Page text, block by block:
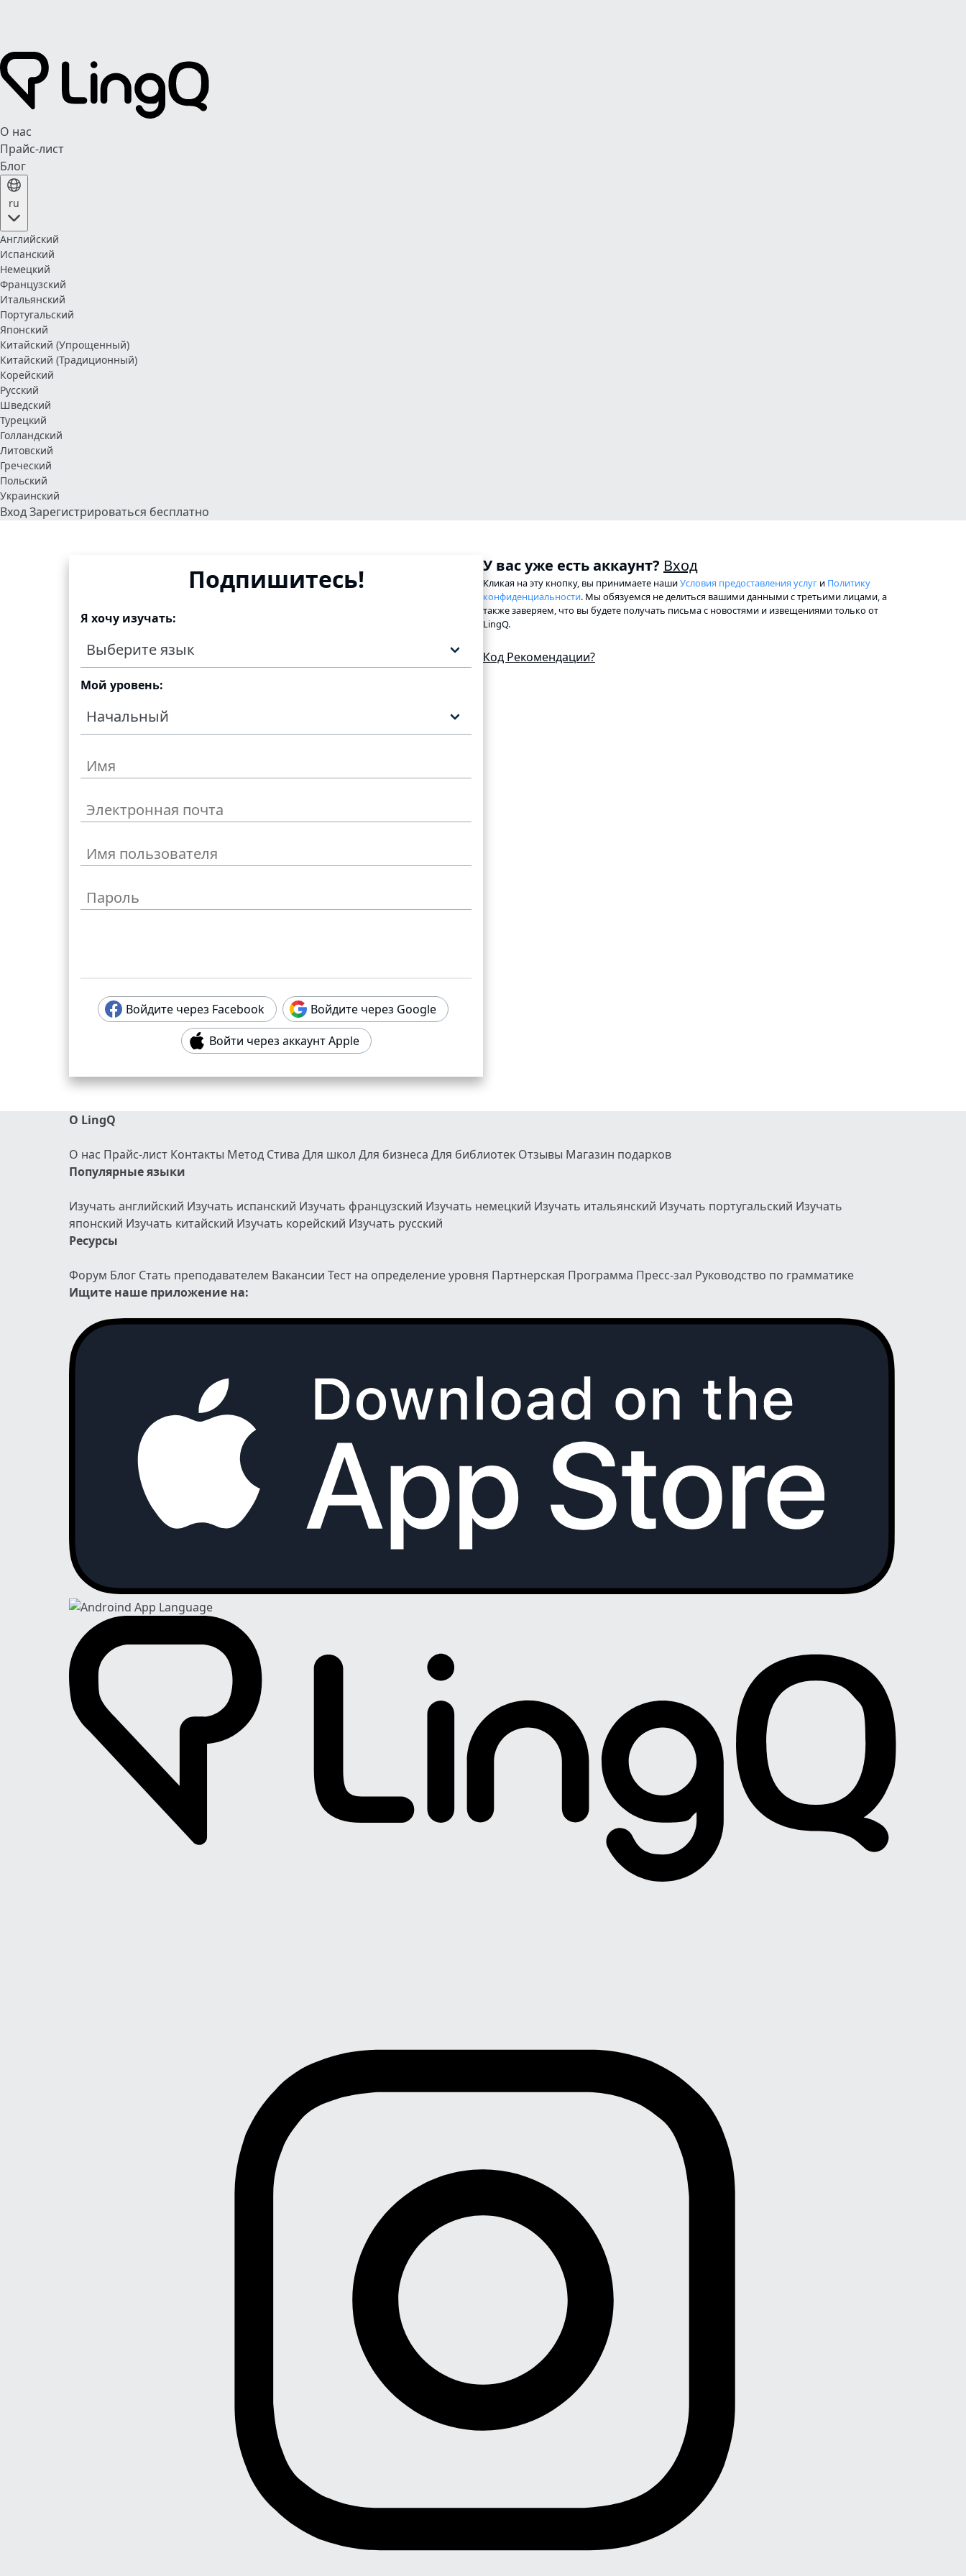
О нас
Прайс-лист
Блог
ru
Английский
Испанский
Немецкий
Французский
Итальянский
Португальский
Японский
Китайский (Упрощенный)
Китайский (Традиционный)
Корейский
Русский
Шведский
Турецкий
Голландский
Литовский
Греческий
Польский
Украинский
ВходЗарегистрироваться бесплатно
Подпишитесь!
Я хочу изучать:
Выберите язык
Мой уровень:
Начальный
Войдите через Facebook
Войдите через Google
Войти через аккаунт Apple
У вас уже есть аккаунт? Вход
Кликая на эту кнопку, вы принимаете нашиУсловия предоставления услуг и Политику
конфиденциальности. Мы обязуемся не делиться вашими данными с третьими лицами, а
также заверяем, что вы будете получать письма с новостями и извещениями только от
LingQ.
Код Рекомендации?
О LingQ
О нас Прайс-лист Контакты Метод Стива Для школ Для бизнеса Для библиотек Отзывы Магазин подарков
Популярные языки
Изучать английский Изучать испанский Изучать французский Изучать немецкий Изучать итальянский Изучать португальский Изучать
японский Изучать китайский Изучать корейский Изучать русский
Ресурсы
Форум Блог Стать преподавателем Вакансии Тест на определение уровня Партнерская Программа Пресс-зал Руководство по грамматике
Ищите наше приложение на: